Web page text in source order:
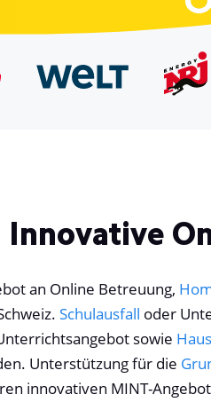
Innovative
an Online Betreuung,
Schulausfall oder
sowie
Unterstützung für die
innovativen MINT-